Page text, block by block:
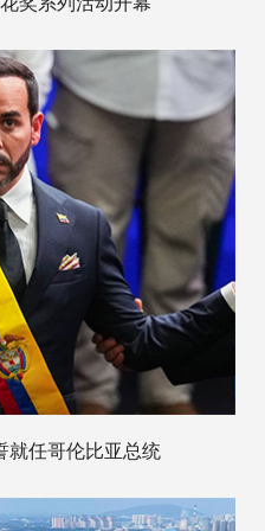
就任哥伦比亚总统